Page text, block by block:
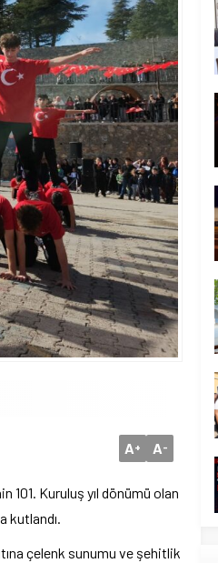
A+ A-
101. Kuruluş yıl dönümü olan
kutlandı.
çelenk sunumu ve şehitlik